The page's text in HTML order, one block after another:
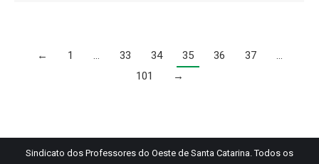
← 1 … 33 34 35 36 37
…
101
→
Sindicato dos Professores do Oeste de Santa Catarina. Todos os